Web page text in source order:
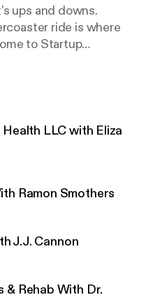
ups and downs.
ride is where
to Startup
to make your
LLC with Eliza
Ramon Smothers
J.J. Cannon
& Rehab With Dr.